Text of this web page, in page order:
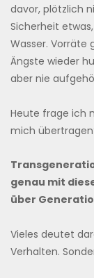
davor, plötzlich
Sicherheit
Wasser. Vorräte
Ängste wieder
aber nie
Heute frage ich
mich
genau mit
über
Vieles deutet
Verhalten.